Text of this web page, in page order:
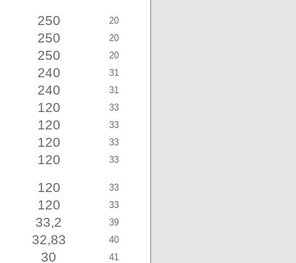
250 20
250 20
250 20
240 31
240 31
120 33
120 33
120 33
120 33
120 33
120 33
33,2 39
32,83 40
30 41